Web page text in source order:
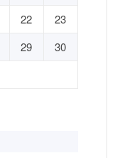
22
23
29
30